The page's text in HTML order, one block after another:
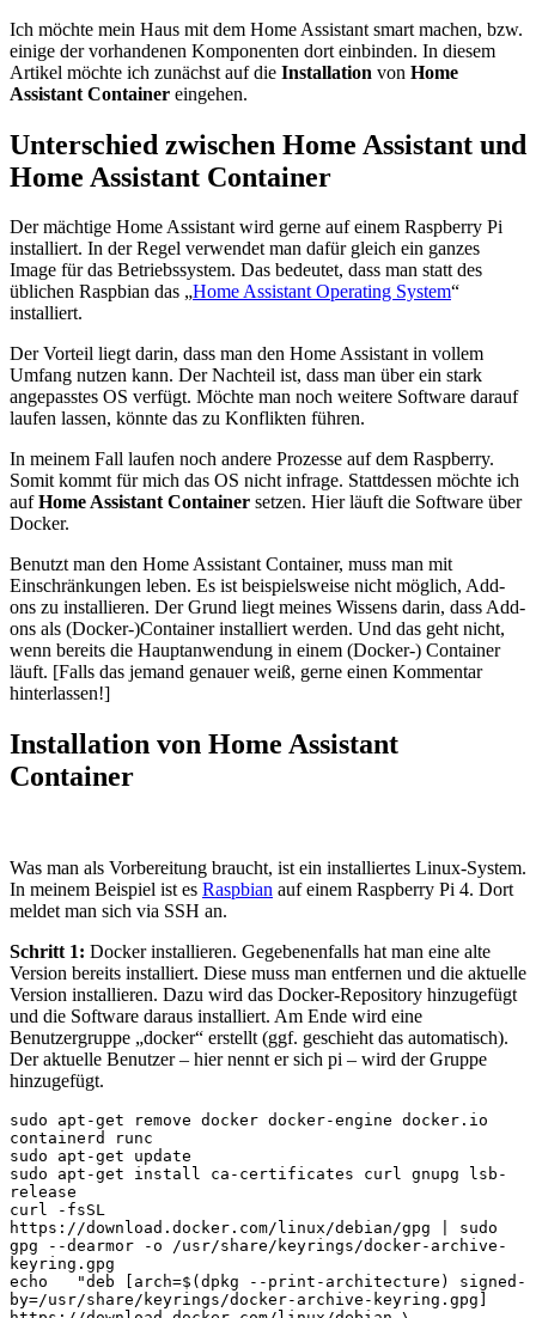
Ich möchte mein Haus mit dem Home Assistant smart machen, bzw.
einige der vorhandenen Komponenten dort einbinden. In diesem
Artikel möchte ich zunächst auf die Installation von Home
Assistant Container eingehen.
Unterschied zwischen Home Assistant und
Home Assistant Container
Der mächtige Home Assistant wird gerne auf einem Raspberry Pi
installiert. In der Regel verwendet man dafür gleich ein ganzes
Image für das Betriebssystem. Das bedeutet, dass man statt des
üblichen Raspbian das „Home Assistant Operating System“
installiert.
Der Vorteil liegt darin, dass man den Home Assistant in vollem
Umfang nutzen kann. Der Nachteil ist, dass man über ein stark
angepasstes OS verfügt. Möchte man noch weitere Software darauf
laufen lassen, könnte das zu Konflikten führen.
In meinem Fall laufen noch andere Prozesse auf dem Raspberry.
Somit kommt für mich das OS nicht infrage. Stattdessen möchte ich
aufHome Assistant Container setzen. Hier läuft die Software über
Docker.
Benutzt man den Home Assistant Container, muss man mit
Einschränkungen leben. Es ist beispielsweise nicht möglich, Add-
ons zu installieren. Der Grund liegt meines Wissens darin, dass Add-
ons als (Docker-)Container installiert werden. Und das geht nicht,
wenn bereits die Hauptanwendung in einem (Docker-) Container
läuft. [Falls das jemand genauer weiß, gerne einen Kommentar
hinterlassen!]
Installation von Home Assistant
Container
Was man als Vorbereitung braucht, ist ein installiertes Linux-System.
In meinem Beispiel ist es Raspbian auf einem Raspberry Pi 4. Dort
meldet man sich via SSH an.
Schritt 1: Docker installieren. Gegebenenfalls hat man eine alte
Version bereits installiert. Diese muss man entfernen und die aktuelle
Version installieren. Dazu wird das Docker-Repository hinzugefügt
und die Software daraus installiert. Am Ende wird eine
Benutzergruppe „docker“ erstellt (ggf. geschieht das automatisch).
Der aktuelle Benutzer – hier nennt er sich pi – wird der Gruppe
hinzugefügt.
sudo apt-get remove docker docker-engine docker.io
containerd runc
sudo apt-get update
sudo apt-get install ca-certificates curl gnupg lsb-
release
curl -fsSL
https://download.docker.com/linux/debian/gpg | sudo
gpg --dearmor -o /usr/share/keyrings/docker-archive-
keyring.gpg
echo   "deb [arch=$(dpkg --print-architecture) signed-
by=/usr/share/keyrings/docker-archive-keyring.gpg]